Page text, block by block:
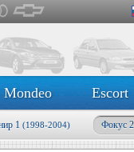
Mondeo Escort
1 (1998-2004) Фокус 2